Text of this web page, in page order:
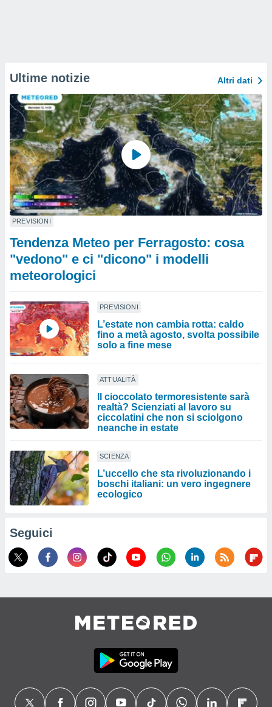
Ultime notizie Altri dati
PREVISIONI
Tendenza Meteo per Ferragosto: cosa
"vedono" e ci "dicono" i modelli
meteorologici
PREVISIONI
L’estate non cambia rotta: caldo
fino a metà agosto, svolta possibile
solo a fine mese
ATTUALITÀ
Il cioccolato termoresistente sarà
realtà? Scienziati al lavoro su
ciccolatini che non si sciolgono
neanche in estate
SCIENZA
L’uccello che sta rivoluzionando i
boschi italiani: un vero ingegnere
ecologico
Seguici